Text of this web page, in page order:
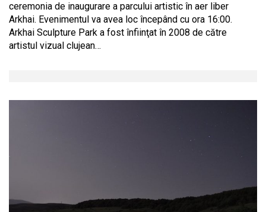
ceremonia de inaugurare a parcului artistic în aer liber
Arkhai. Evenimentul va avea loc începând cu ora 16:00.
Arkhai Sculpture Park a fost înfiinţat în 2008 de către
artistul vizual clujean…